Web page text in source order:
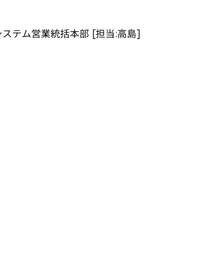
テム営業統括本部 [担当:高島]